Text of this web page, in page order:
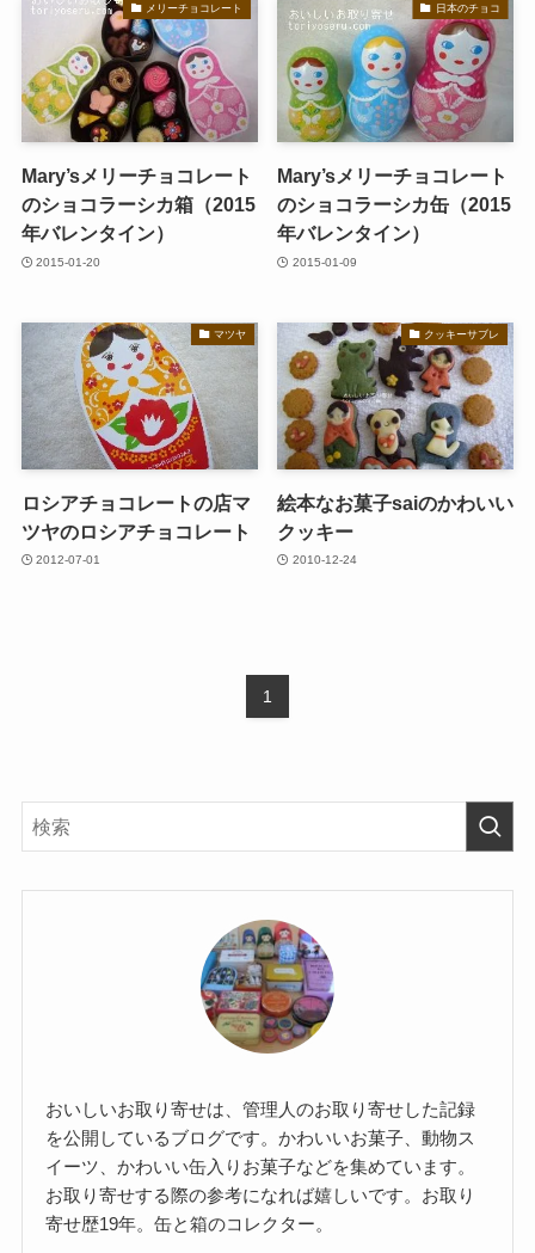
メリーチョコレート
Mary’sメリーチョコレート
のショコラーシカ箱（2015
年バレンタイン）
2015-01-20
日本のチョコ
Mary’sメリーチョコレート
のショコラーシカ缶（2015
年バレンタイン）
2015-01-09
マツヤ
ロシアチョコレートの店マ
ツヤのロシアチョコレート
2012-07-01
クッキーサブレ
絵本なお菓子saiのかわいい
クッキー
2010-12-24
1
おいしいお取り寄せは、管理人のお取り寄せした記録
を公開しているブログです。かわいいお菓子、動物ス
イーツ、かわいい缶入りお菓子などを集めています。
お取り寄せする際の参考になれば嬉しいです。お取り
寄せ歴19年。缶と箱のコレクター。